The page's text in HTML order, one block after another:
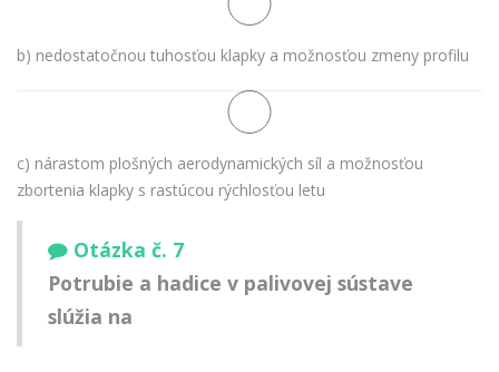
b) nedostatočnou tuhosťou klapky a možnosťou zmeny profilu
c) nárastom plošných aerodynamických síl a možnosťou
zbortenia klapky s rastúcou rýchlosťou letu
Otázka č. 7
Potrubie a hadice v palivovej sústave
slúžia na